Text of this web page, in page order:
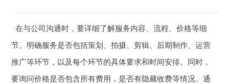
在与公司沟通时，要详细了解服务内容、流程、价格等细
节。明确服务是否包括策划、拍摄、剪辑、后期制作、运营
推广等环节，以及每个环节的具体要求和时间安排。同时，
要询问价格是否包含所有费用，是否有隐藏收费等情况。通